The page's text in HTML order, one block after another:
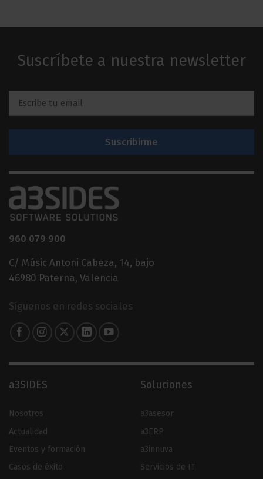
Suscríbete a nuestra newsletter
Email
960 079 900
C/ Músic Antoni Cabeza, 14, bajo
46980 Paterna, Valencia
Síguenos en redes sociales
a3SIDES
Nosotros
Actualidad
Eventos y formación
Casos de éxito
Soluciones
a3asesor
a3ERP
a3innuva
Servicios de IT